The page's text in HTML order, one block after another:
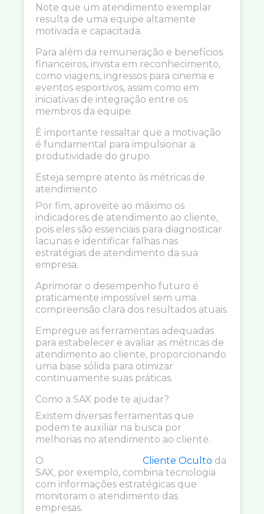
Note que um atendimento exemplar
resulta de uma equipe altamente
motivada e capacitada.
Para além da remuneração e benefícios
financeiros, invista em reconhecimento,
como viagens, ingressos para cinema e
eventos esportivos, assim como em
iniciativas de integração entre os
membros da equipe.
É importante ressaltar que a motivação
é fundamental para impulsionar a
produtividade do grupo.
Esteja sempre atento às métricas de
atendimento
Por fim, aproveite ao máximo os
indicadores de atendimento ao cliente,
pois eles são essenciais para diagnosticar
lacunas e identificar falhas nas
estratégias de atendimento da sua
empresa.
Aprimorar o desempenho futuro é
praticamente impossível sem uma
compreensão clara dos resultados atuais.
Empregue as ferramentas adequadas
para estabelecer e avaliar as métricas de
atendimento ao cliente, proporcionando
uma base sólida para otimizar
continuamente suas práticas.
Como a SAX pode te ajudar?
Existem diversas ferramentas que
podem te auxiliar na busca por
melhorias no atendimento ao cliente.
O
Cliente Oculto da
SAX, por exemplo, combina tecnologia
com informações estratégicas que
monitoram o atendimento das
empresas.